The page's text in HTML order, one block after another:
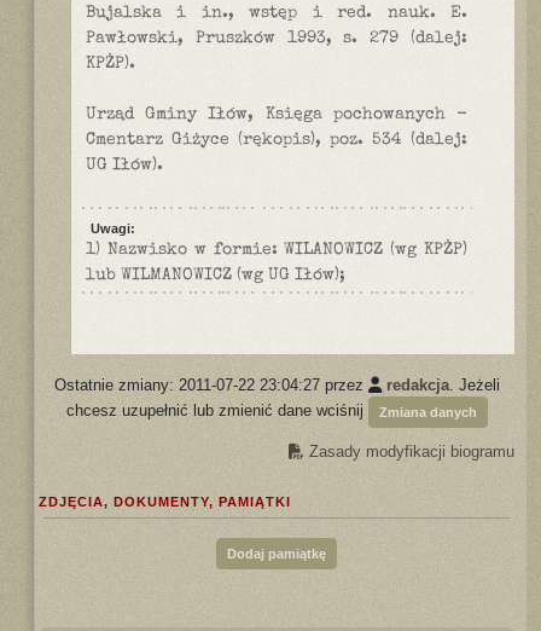
Bujalska i in., wstęp i red. nauk. E.
Pawłowski, Pruszków 1993, s. 279 (dalej:
KPŻP).
Urząd Gminy Iłów, Księga pochowanych -
Cmentarz Giżyce (rękopis), poz. 534 (dalej:
UG Iłów).
Uwagi:
1) Nazwisko w formie: WILANOWICZ (wg KPŻP)
lub WILMANOWICZ (wg UG Iłów);
Ostatnie zmiany: 2011-07-22 23:04:27 przez redakcja. Jeżeli
chcesz uzupełnić lub zmienić dane wciśnij
Zmiana danych
Zasady modyfikacji biogramu
ZDJĘCIA, DOKUMENTY, PAMIĄTKI
Dodaj pamiątkę